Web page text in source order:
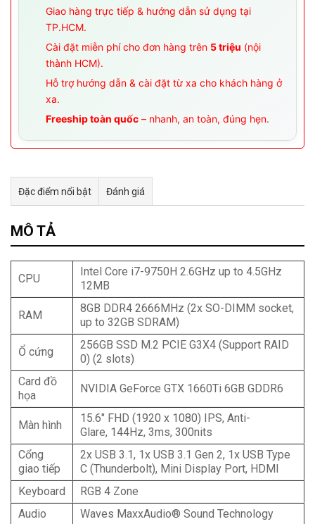
Giao hàng trực tiếp & hướng dẫn sử dụng tại
TP.HCM.
Cài đặt miễn phí cho đơn hàng trên 5 triệu (nội
thành HCM).
Hỗ trợ hướng dẫn & cài đặt từ xa cho khách hàng ở
xa.
Freeship toàn quốc – nhanh, an toàn, đúng hẹn.
Đặc điểm nổi bật Đánh giá
Tư vấn & bán hàng qua Facebook
MÔ TẢ
CPU
Intel Core i7-9750H 2.6GHz up to 4.5GHz
12MB
RAM
8GB DDR4 2666MHz (2x SO-DIMM socket,
up to 32GB SDRAM)
Ổ cứng
256GB SSD M.2 PCIE G3X4 (Support RAID
0) (2 slots)
Card đồ
họa
NVIDIA GeForce GTX 1660Ti 6GB GDDR6
Màn hình
15.6″ FHD (1920 x 1080) IPS, Anti-
Glare, 144Hz, 3ms, 300nits
Cổng
giao tiếp
2x USB 3.1, 1x USB 3.1 Gen 2, 1x USB Type
C (Thunderbolt), Mini Display Port, HDMI
Keyboard
RGB 4 Zone
Audio
Waves MaxxAudio® Sound Technology